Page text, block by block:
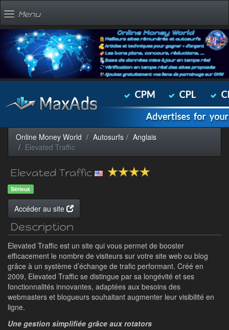
Menu
Online Money World Autosurfs
Anglais
Elevated Traffic
Elevated Traffic
Sérieux
Accéder au site
Description
Elevated Traffic est un site qui vous permet de booster
efficacement le nombre de visiteurs sur votre site web ou blog
grâce à un système d’échange de trafic performant. Créé en
2009, Elevated Traffic se distingue par sa longévité et ses
fonctionnalités innovantes, adaptées aux besoins des
webmasters et blogueurs souhaitant augmenter leur visibilité en
ligne.
Une gestion simplifiée grâce aux rotators